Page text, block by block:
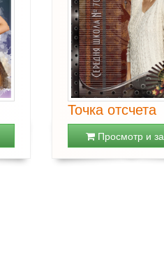
Точка отсчета
Просмотр и